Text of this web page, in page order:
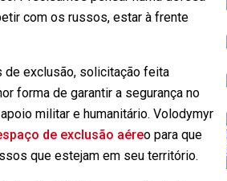
com os russos, estar à frente
de exclusão, solicitação feita
forma de garantir a segurança no
militar e humanitário. Volodymyr
de exclusão aéreo para que
que estejam em seu território.